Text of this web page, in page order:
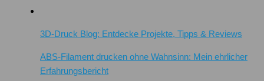
3D-Druck Blog: Entdecke Projekte, Tipps & Reviews
ABS-Filament drucken ohne Wahnsinn: Mein ehrlicher
Erfahrungsbericht